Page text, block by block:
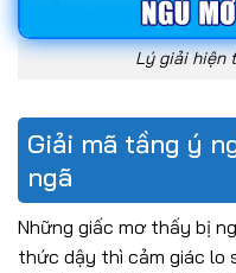
Lý giải hiện
Giải mã tầng ý
ngã
Những giấc mơ thấy bị
thức dậy thì cảm giác lo